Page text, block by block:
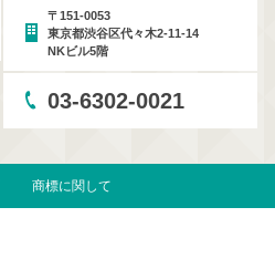
〒151-0053
東京都渋谷区代々木2-11-14
NKビル5階
03-6302-0021
商標に関して